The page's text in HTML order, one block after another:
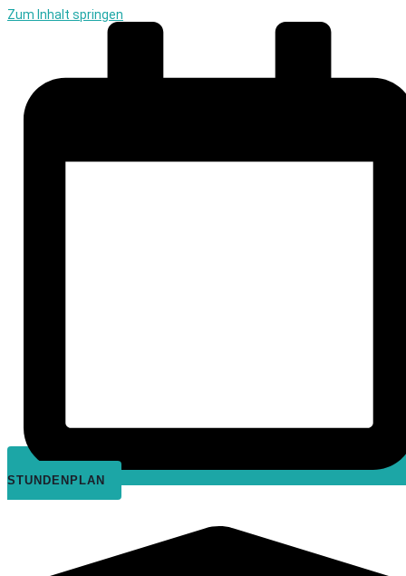
Zum Inhalt springen
STUNDENPLAN